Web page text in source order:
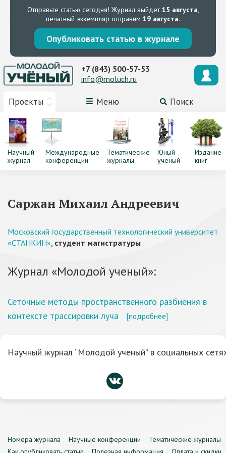
Отправьте статью сегодня! Журнал выйдет15 августа,
печатный экземпляр отправим 19 августа.
Опубликовать статью в журнале
Проекты Меню Поиск
+7 (843) 500-57-53
info@moluch.ru
Научный
журнал
Международные
конференции
Тематические
журналы
Юный
ученый
Издание
книг
Саржан Михаил Андреевич
Московский государственный технологический университет
«СТАНКИН», студент магистратуры
Журнал «Молодой ученый»:
Сеточные методы пространственного разбиения в
контексте трассировки луча
[подробнее]
Научный журнал “Молодой ученый” в социальных
Номера журнала Научные конференции
Тематические журналы